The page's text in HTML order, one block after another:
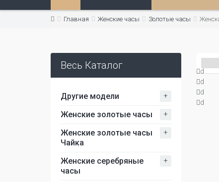
Главная Женские часы Золотые часы
Весь Каталог
Другие модели +
Женские золотые часы +
Женские золотые часы
Чайка
+
Женские серебряные
часы
+
d
d
d
d